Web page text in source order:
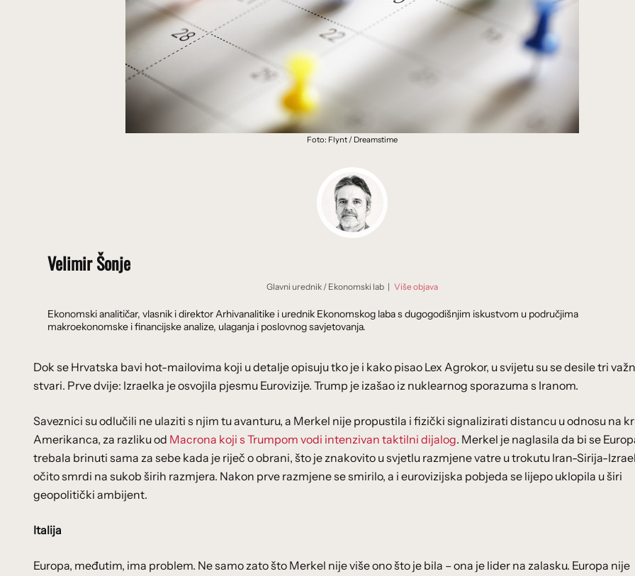
Foto: Flynt / Dreamstime
Velimir Šonje
Glavni urednik / Ekonomski lab | Više objava
Ekonomski analitičar, vlasnik i direktor Arhivanalitike i urednik Ekonomskog laba s dugogodišnjim iskustvom u područjima
makroekonomske i financijske analize, ulaganja i poslovnog savjetovanja.
Dok se Hrvatska bavi hot-mailovima koji u detalje opisuju tko je i kako pisao Lex Agrokor, u svijetu su se desile tri
stvari. Prve dvije: Izraelka je osvojila pjesmu Eurovizije. Trump je izašao iz nuklearnog sporazuma s Iranom.
Saveznici su odlučili ne ulaziti s njim tu avanturu, a Merkel nije propustila i fizički signalizirati distancu u odnosu na
Amerikanca, za razliku od Macrona koji s Trumpom vodi intenzivan taktilni dijalog. Merkel je naglasila da bi se
trebala brinuti sama za sebe kada je riječ o obrani, što je znakovito u svjetlu razmjene vatre u trokutu Iran-Sirija-
očito smrdi na sukob širih razmjera. Nakon prve razmjene se smirilo, a i eurovizijska pobjeda se lijepo uklopila u širi
geopolitički ambijent.
Italija
Europa, međutim, ima problem. Ne samo zato što Merkel nije više ono što je bila – ona je lider na zalasku. Europa nije